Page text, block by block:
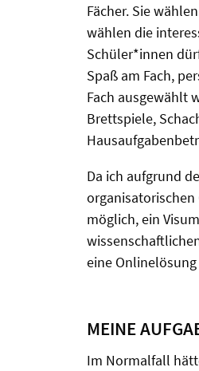
Fächer. Sie
wählen die
Schüler*innen
Spaß am Fach,
Fach ausgewählt
Brettspiele,
Da ich aufgrund
organisatorischen
möglich, ein
eine
MEINE
Im Normalfall